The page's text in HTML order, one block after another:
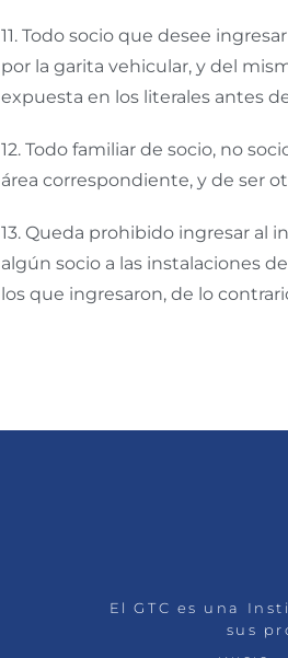
11. Todo socio que desee
por la garita vehicular, y del
expuesta en los literales antes
12. Todo familiar de socio, no
área correspondiente, y de ser
13. Queda prohibido ingresar al
algún socio a las instalaciones
los que ingresaron, de lo
El GTC es una
sus